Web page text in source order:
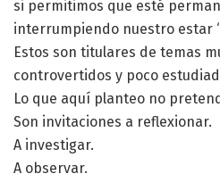
si permitimos que esté
interrumpiendo nuestro estar
Estos son titulares de temas
controvertidos y poco
Lo que aquí planteo no
Son invitaciones a reflexionar.
A investigar.
A observar.